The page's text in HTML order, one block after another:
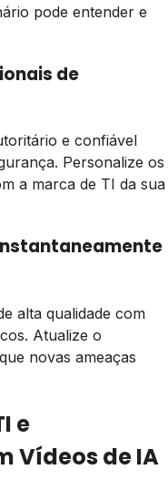
pode entender e
de
e confiável
Personalize os
a marca de TI da sua
alta qualidade com
Atualize o
novas ameaças
e
Vídeos de IA